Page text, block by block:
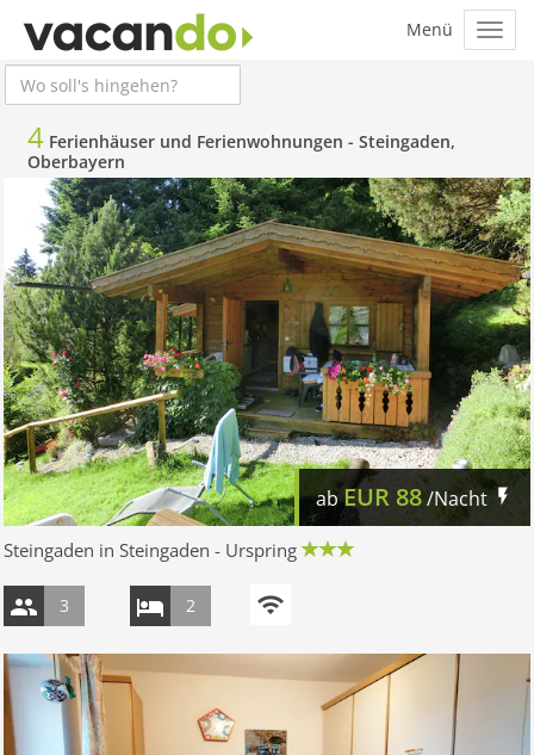
4 Ferienhäuser und Ferienwohnungen - Steingaden,
Oberbayern
abEUR 88/Nacht
Steingaden in Steingaden - Urspring
3 2